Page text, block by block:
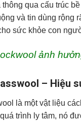
qua cấu trúc
và tin dùng rộng
sức khỏe con
ảnh
– Hiệu
là một vật liệu
trình ly tâm, nó